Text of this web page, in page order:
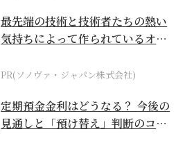
最先端の技術と技術者たちの熱い
気持ちによって作られているオー
PR(ソノヴァ・ジャパン株式会社)
定期預金金利はどうなる？ 今後の
見通しと「預け替え」判断のコツ